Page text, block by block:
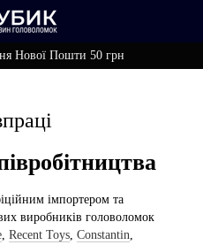
Нової Пошти 50 грн
імпортером та
виробників головоломок
, Recent Toys, Constantin,